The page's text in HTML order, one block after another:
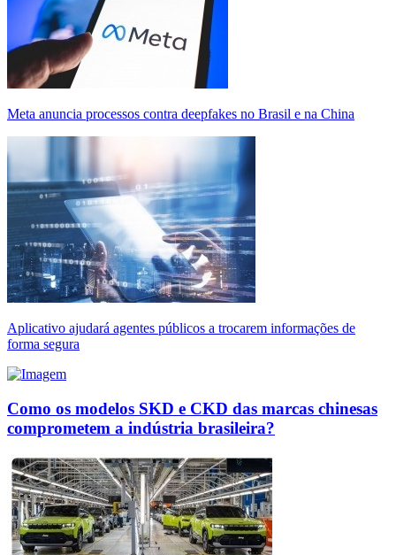
Meta anuncia processos contra deepfakes no Brasil e na China
Aplicativo ajudará agentes públicos a trocarem informações de
forma segura
Como os modelos SKD e CKD das marcas chinesas
comprometem a indústria brasileira?